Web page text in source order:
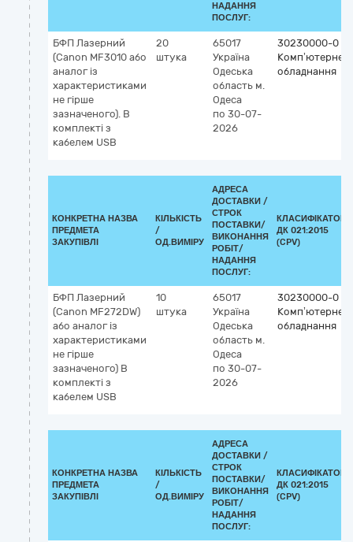
НАДАННЯ
ПОСЛУГ:
БФП Лазерний
(Canon MF3010 або
аналог із
характеристиками
не гірше
зазначеного). В
комплекті з
кабелем USB
20
штука
65017
Україна
Одеська
область м.
Одеса
по 30-07-
2026
30230000-0
Комп’ютерне
обладнання
КОНКРЕТНА НАЗВА
ПРЕДМЕТА
ЗАКУПІВЛІ
КІЛЬКІСТЬ
/
ОД.ВИМІРУ
АДРЕСА
ДОСТАВКИ /
СТРОК
ПОСТАВКИ/
ВИКОНАННЯ
РОБІТ/
НАДАННЯ
ПОСЛУГ:
КЛАСИФІКАТОР
ДК 021:2015
(CPV)
БФП Лазерний
(Canon MF272DW)
або аналог із
характеристиками
не гірше
зазначеного) В
комплекті з
кабелем USB
10
штука
65017
Україна
Одеська
область м.
Одеса
по 30-07-
2026
30230000-0
Комп’ютерне
обладнання
КОНКРЕТНА НАЗВА
ПРЕДМЕТА
ЗАКУПІВЛІ
КІЛЬКІСТЬ
/
ОД.ВИМІРУ
АДРЕСА
ДОСТАВКИ /
СТРОК
ПОСТАВКИ/
ВИКОНАННЯ
РОБІТ/
НАДАННЯ
ПОСЛУГ:
КЛАСИФІКАТОР
ДК 021:2015
(CPV)